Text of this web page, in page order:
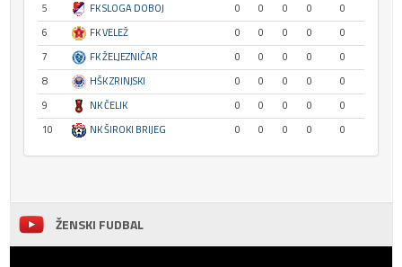
5
FK SLOGA DOBOJ 0 0 0 0
0
6
FK VELEŽ 0 0 0 0
0
7
FK ŽELJEZNIČAR 0 0 0 0
0
8
HŠK ZRINJSKI 0 0 0 0
0
9
NK ČELIK 0 0 0 0
0
10
NK ŠIROKI BRIJEG 0 0 0 0 0
ŽENSKI FUDBAL